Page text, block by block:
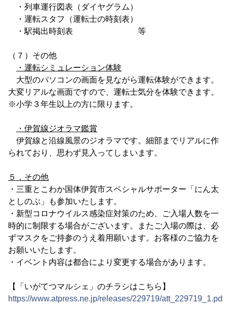
・列車運行図表（ダイヤグラム）
・運転スタフ（運転士の時刻表）
・駅掲出時刻表 等
（７）その他
・運転シミュレーション体験
大型のパソコンの画面を見ながら運転体験ができます。
大変リアルな画面ですので、運転士気分を体験できます。
※小学３年生以上の方に限ります。
・伊賀線ジオラマ鑑賞
伊賀線と沿線風景のジオラマです。細部までリアルに作
られており、思わず見入ってしまいます。
５．その他
・三重とこわか国体伊賀市スペシャルサポーター「にん太
としのぶ」も参加いたします。
・新型コロナウイルス感染症対策のため、ご入場人数を一
時的に制限する場合がございます。またご入場の際は、必
ずマスクをご持参のうえ着用願います。お客様のご協力を
お願いいたします。
・イベント内容は都合により変更する場合があります。
【「いがてつマルシェ」のチラシはこちら】
https://www.atpress.ne.jp/releases/229719/att_229719_1.pdf